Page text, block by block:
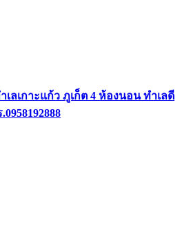
เลเกาะแก้ว ภูเก็ต 4 ห้องนอน ทำเลดี